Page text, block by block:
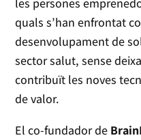
quals s’han enfrontat
desenvolupament de
sector salut, sense
contribuït les noves
de valor.
El co-fundador de